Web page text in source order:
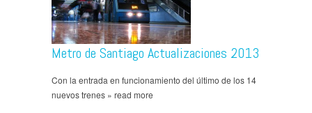
Metro de Santiago Actualizaciones 2013
Con la entrada en funcionamiento del último de los 14
nuevos trenes » read more